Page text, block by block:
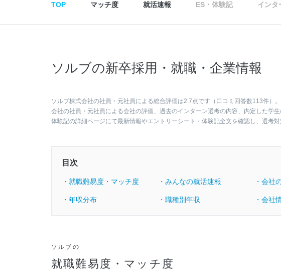
TOP マッチ度 就活速報 ES・体験記 インタ
ソルブの新卒採用・就職・企業情報
ソルブ株式会社の社員・元社員による総合評価は2.7点です（口コミ回答数113件）
会社の社員・元社員による会社の評価、過去のインターン選考の内容、内定した学
体験記の詳細ページにて最新情報やエントリーシート・体験記全文を確認し、選考対
目次
・就職難易度・マッチ度 ・みんなの就活速報 ・会社
・年収分布 ・職種別年収 ・会社
ソルブの
就職難易度・マッチ度